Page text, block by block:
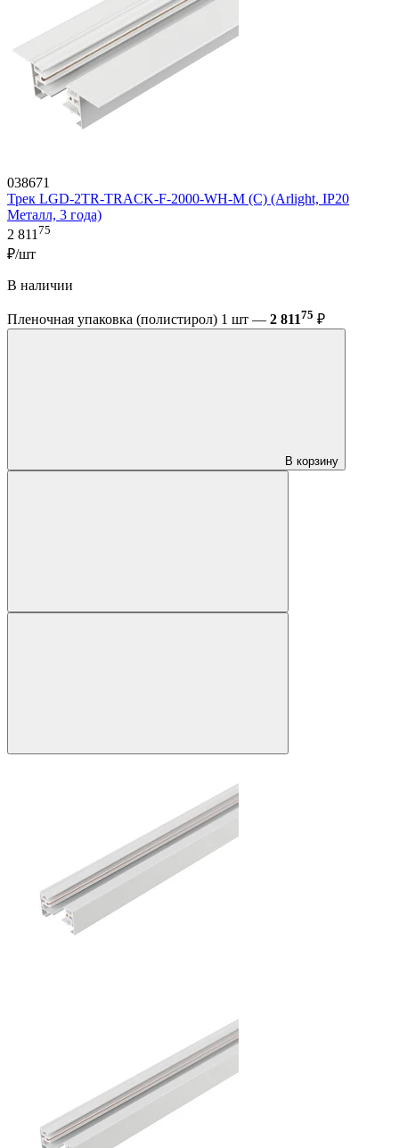
038671
Трек LGD-2TR-TRACK-F-2000-WH-M (C) (Arlight, IP20
Металл, 3 года)
2 81175
₽/шт
В наличии
Пленочная упаковка (полистирол) 1 шт — 2 81175 ₽
В корзину